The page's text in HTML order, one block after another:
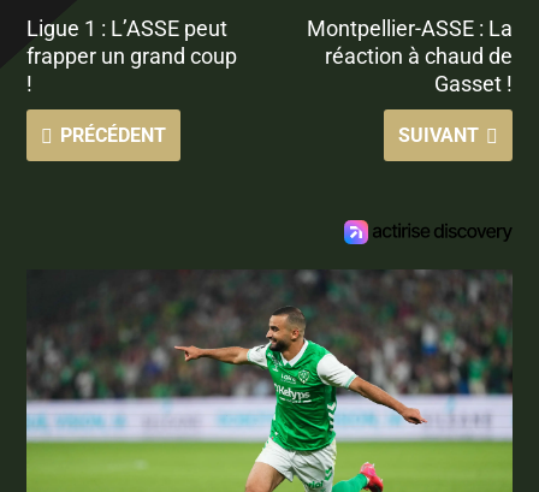
Ligue 1 : L’ASSE peut
frapper un grand coup
!
PRÉCÉDENT
Montpellier-ASSE : La
réaction à chaud de
Gasset !
SUIVANT